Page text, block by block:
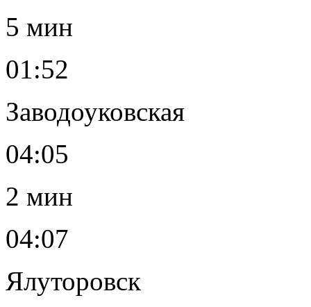
5 мин
01:52
Заводоуковская
04:05
2 мин
04:07
Ялуторовск